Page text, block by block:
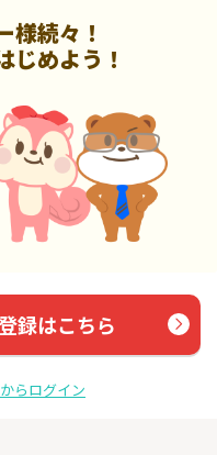
様続々！
じめよう！
録はこちら
らログイン